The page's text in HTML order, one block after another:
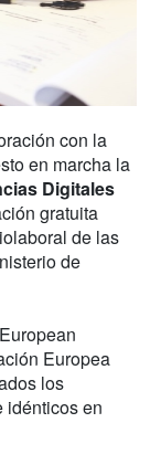
con la
en marcha la
Digitales
gratuita
de las
de
Europea
los
idénticos en